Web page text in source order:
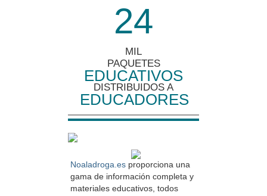
24
MIL
PAQUETES
EDUCATIVOS
DISTRIBUIDOS A
EDUCADORES
Noaladroga.es proporciona una
gama de información completa y
materiales educativos, todos